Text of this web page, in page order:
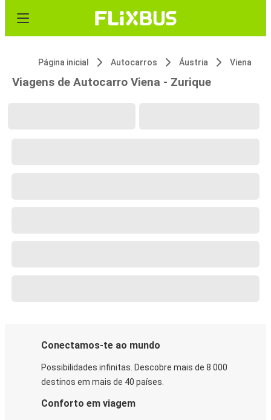
Página inicial Autocarros Áustria Viena
Viagens de Autocarro Viena - Zurique
Conectamos-te ao mundo
Possibilidades infinitas. Descobre mais de 8 000
destinos em mais de 40 países.
Conforto em viagem